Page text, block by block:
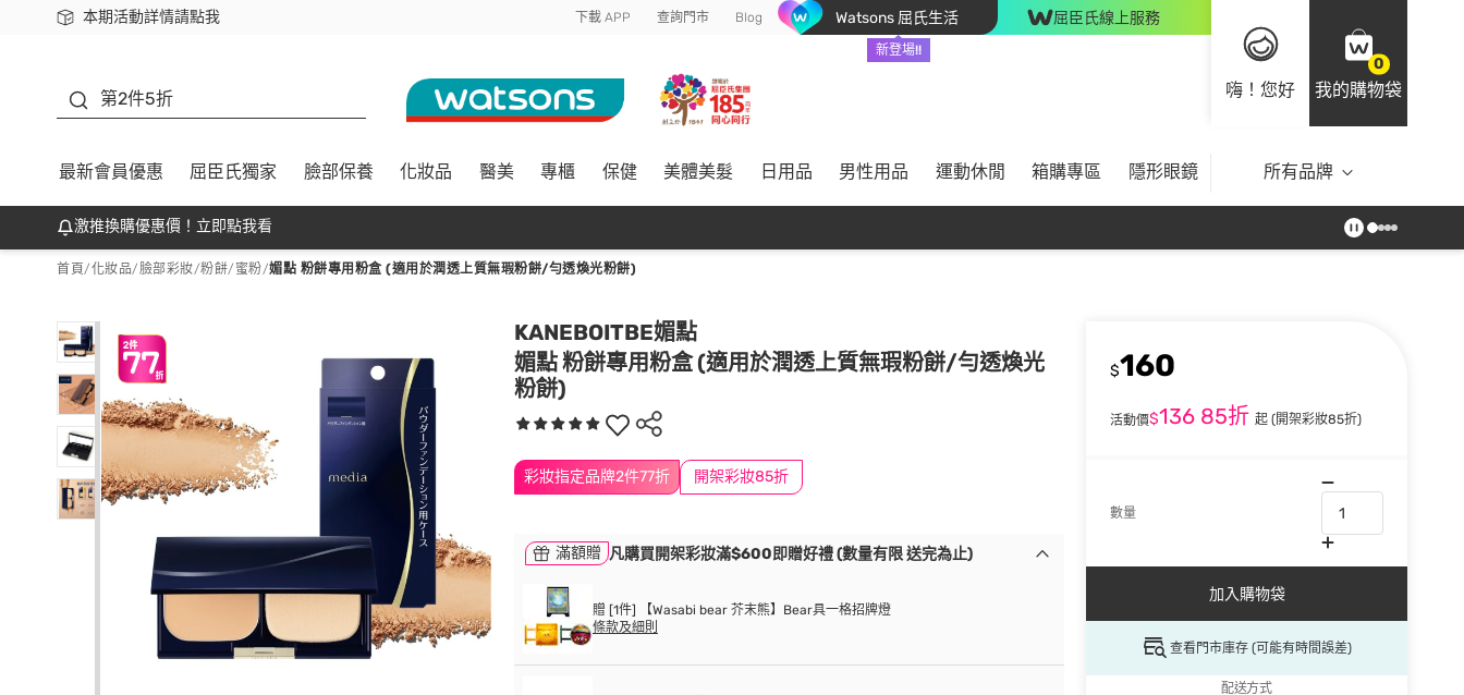
本期活動詳情請點我
下載app最高回饋$350 下載 APP 查詢門市 Blog Watsons 屈氏生活
新登場!!
屈臣氏線上服務
嗨！您好
0
我的購物袋
第2件5折
最新會員優惠 屈臣氏獨家 臉部保養 化妝品 醫美 專櫃 保健 美體美髮 日用品 男性用品 運動休閒 箱購專區 隱形眼鏡 所有品牌
激推換購優惠價！立即點我看
首頁/化妝品/臉部彩妝/粉餅/蜜粉/媚點 粉餅專用粉盒 (適用於潤透上質無瑕粉餅/勻透煥光粉餅)
KANEBOITBE媚點
媚點 粉餅專用粉盒 (適用於潤透上質無瑕粉餅/勻透煥光
粉餅)
彩妝指定品牌2件77折 開架彩妝85折
$160
活動價$136 85折 起 (開架彩妝85折)
數量
加入購物袋
查看門市庫存 (可能有時間誤差)
配送方式
滿額贈 凡購買開架彩妝滿$600即贈好禮 (數量有限 送完為止)
贈 [1件] 【Wasabi bear 芥末熊】Bear具一格招牌燈
條款及細則